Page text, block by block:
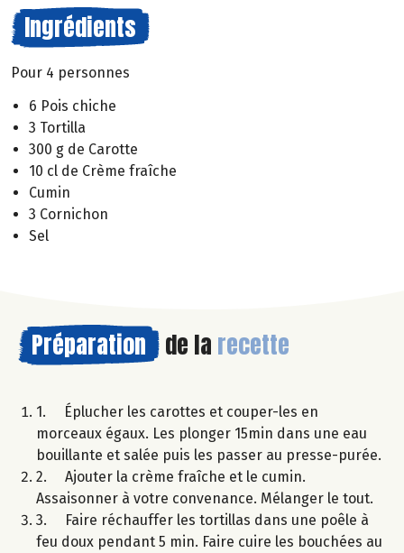
Ingrédients
Pour 4 personnes
6 Pois chiche
3 Tortilla
300 g de Carotte
10 cl de Crème fraîche
Cumin
3 Cornichon
Sel
Préparation de la recette
1. Éplucher les carottes et couper-les en
morceaux égaux. Les plonger 15min dans une eau
bouillante et salée puis les passer au presse-purée.
2. Ajouter la crème fraîche et le cumin.
Assaisonner à votre convenance. Mélanger le tout.
3. Faire réchauffer les tortillas dans une poêle à
feu doux pendant 5 min. Faire cuire les bouchées au